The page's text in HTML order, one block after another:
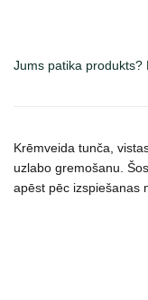
tunu,
Jums patika produkts?
Krēmveida tunča,
uzlabo gremošanu.
apēst pēc izspiešanas